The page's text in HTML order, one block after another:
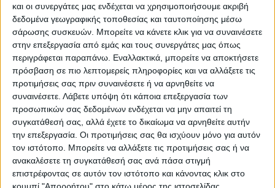
και οι συνεργάτες μας ενδέχεται να χρησιμοποιήσουμε ακριβή
δεδομένα γεωγραφικής τοποθεσίας και ταυτοποίησης μέσω
σάρωσης συσκευών. Μπορείτε να κάνετε κλικ για να συναινέσετε
στην επεξεργασία από εμάς και τους συνεργάτες μας όπως
περιγράφεται παραπάνω. Εναλλακτικά, μπορείτε να αποκτήσετε
πρόσβαση σε πιο λεπτομερείς πληροφορίες και να αλλάξετε τις
προτιμήσεις σας πριν συναινέσετε ή να αρνηθείτε να
συναινέσετε. Λάβετε υπόψη ότι κάποια επεξεργασία των
προσωπικών σας δεδομένων ενδέχεται να μην απαιτεί τη
συγκατάθεσή σας, αλλά έχετε το δικαίωμα να αρνηθείτε αυτήν
την επεξεργασία. Οι προτιμήσεις σας θα ισχύουν μόνο για αυτόν
τον ιστότοπο. Μπορείτε να αλλάξετε τις προτιμήσεις σας ή να
ανακαλέσετε τη συγκατάθεσή σας ανά πάσα στιγμή
επιστρέφοντας σε αυτόν τον ιστότοπο και κάνοντας κλικ στο
εκτεταμένες, είναι μεγάλες, ενώ
απαιτούνται γενναίες και έγκαιρες
παρεμβάσεις. Ήδη υπήρξε προσωρινή
αποκατάσταση του δικτύου. Απαιτείται
όμως και εκκρεμεί η μόνιμη και πιο
ανθεκτική αποκατάσταση.
Υπενθυμίζεται ότι στην πρόταση της
Ευρωπαϊκής Επιτροπής, της 21ης Νοεμβρίου
2023, προς το Συμβούλιο, για την έκδοση
της Εκτελεστικής Απόφασης για την